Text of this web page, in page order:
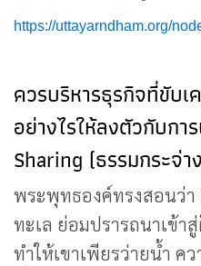
https://uttayarndham.org/
ควรบริหารธุรกิจที่ขับ
อย่างไรให้ลงตัวกับก
Sharing (ธรรมกระจ่า
พระพุทธองค์ทรงสอนว่า
ทะเล ย่อมปรารถนาเข้า
ทำให้เขาเพียรว่ายน้ำ ค